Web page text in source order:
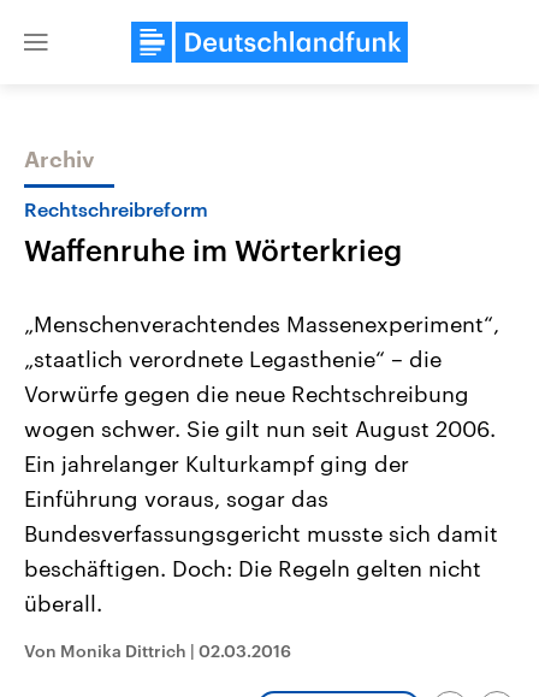
Close
Themen
Landtagswahl Sachsen-Anhalt
2026
Alle Informationen
Sachsen-Anhalt wählt am 6.
September 2026 einen neuen
Landtag. Seit 2021 wird das
Bundesland von einer Koalition aus
Umfragen, Prognosen,
Wahlprogramme, aktuelle Berichte
und Hintergründe zu den Parteien
Wahl.
USA
Aktuelle Beiträge,
Hintergründe
Wirtschaftlich und
gehören die Vereinigten
mit großem Einfluss auf
Sendungen
Archiv
Rechtschreibreform
Waffenruhe im Wörterkrieg
„Menschenverachtendes Massenexperiment“,
„staatlich verordnete Legasthenie“ – die
Vorwürfe gegen die neue Rechtschreibung
wogen schwer. Sie gilt nun seit August 2006.
Ein jahrelanger Kulturkampf ging der
Einführung voraus, sogar das
Bundesverfassungsgericht musste sich damit
beschäftigen. Doch: Die Regeln gelten nicht
überall.
Von Monika Dittrich | 02.03.2016